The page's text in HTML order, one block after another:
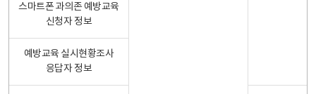
스마트폰 과의존 예방교육
신청자 정보
예방교육 실시현황조사
응답자 정보